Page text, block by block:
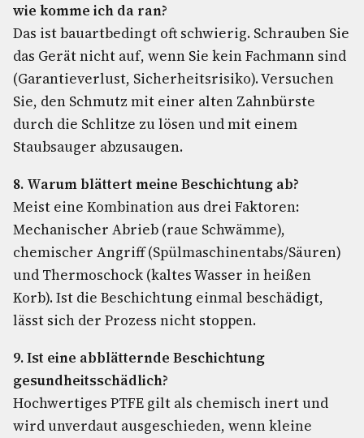
wie komme ich da ran?
Das ist bauartbedingt oft schwierig. Schrauben Sie
das Gerät nicht auf, wenn Sie kein Fachmann sind
(Garantieverlust, Sicherheitsrisiko). Versuchen
Sie, den Schmutz mit einer alten Zahnbürste
durch die Schlitze zu lösen und mit einem
Staubsauger abzusaugen.
8. Warum blättert meine Beschichtung ab?
Meist eine Kombination aus drei Faktoren:
Mechanischer Abrieb (raue Schwämme),
chemischer Angriff (Spülmaschinentabs/Säuren)
und Thermoschock (kaltes Wasser in heißen
Korb). Ist die Beschichtung einmal beschädigt,
lässt sich der Prozess nicht stoppen.
9. Ist eine abblätternde Beschichtung
gesundheitsschädlich?
Hochwertiges PTFE gilt als chemisch inert und
wird unverdaut ausgeschieden, wenn kleine